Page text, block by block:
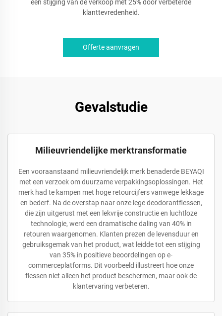
een stijging van de verkoop met 25% door verbeterde
klanttevredenheid.
Offerte aanvragen
Gevalstudie
Milieuvriendelijke merktransformatie
Een vooraanstaand milieuvriendelijk merk benaderde BEYAQI
met een verzoek om duurzame verpakkingsoplossingen. Het
merk had te kampen met hoge retourcijfers vanwege lekkage
en bederf. Na de overstap naar onze lege deodorantflessen,
die zijn uitgerust met een lekvrije constructie en luchtloze
technologie, werd een dramatische daling van 40% in
retouren waargenomen. Klanten prezen de levensduur en
gebruiksgemak van het product, wat leidde tot een stijging
van 35% in positieve beoordelingen op e-
commerceplatforms. Dit voorbeeld illustreert hoe onze
flessen niet alleen het product beschermen, maar ook de
klantervaring verbeteren.